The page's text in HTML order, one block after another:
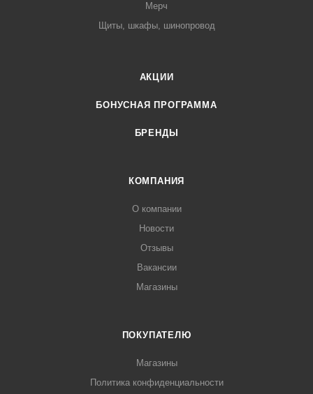
Мерч
Щиты, шкафы, шинопровод
АКЦИИ
БОНУСНАЯ ПРОГРАММА
БРЕНДЫ
КОМПАНИЯ
О компании
Новости
Отзывы
Вакансии
Магазины
ПОКУПАТЕЛЮ
Магазины
Политика конфиденциальности